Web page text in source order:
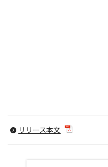
リリース本文